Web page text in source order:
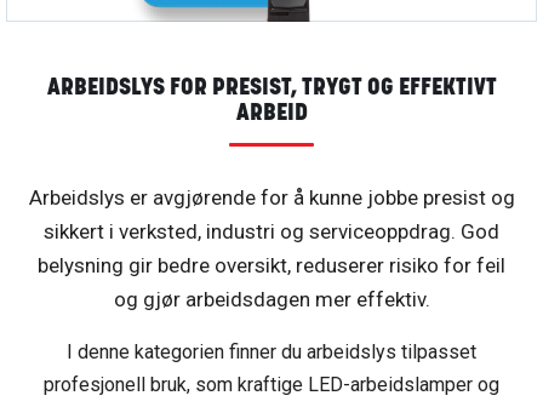
ARBEIDSLYS FOR PRESIST, TRYGT OG EFFEKTIVT
ARBEID
Arbeidslys er avgjørende for å kunne jobbe presist og
sikkert i verksted, industri og serviceoppdrag. God
belysning gir bedre oversikt, reduserer risiko for feil
og gjør arbeidsdagen mer effektiv.
I denne kategorien finner du arbeidslys tilpasset
profesjonell bruk, som kraftige LED-arbeidslamper og